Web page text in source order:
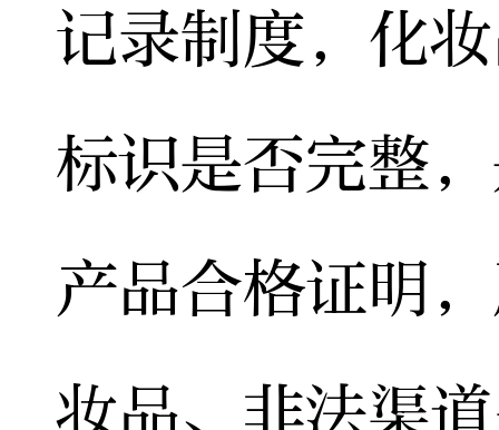
记录制度，化
标识是否完整
产品合格证明
妆品、非法渠